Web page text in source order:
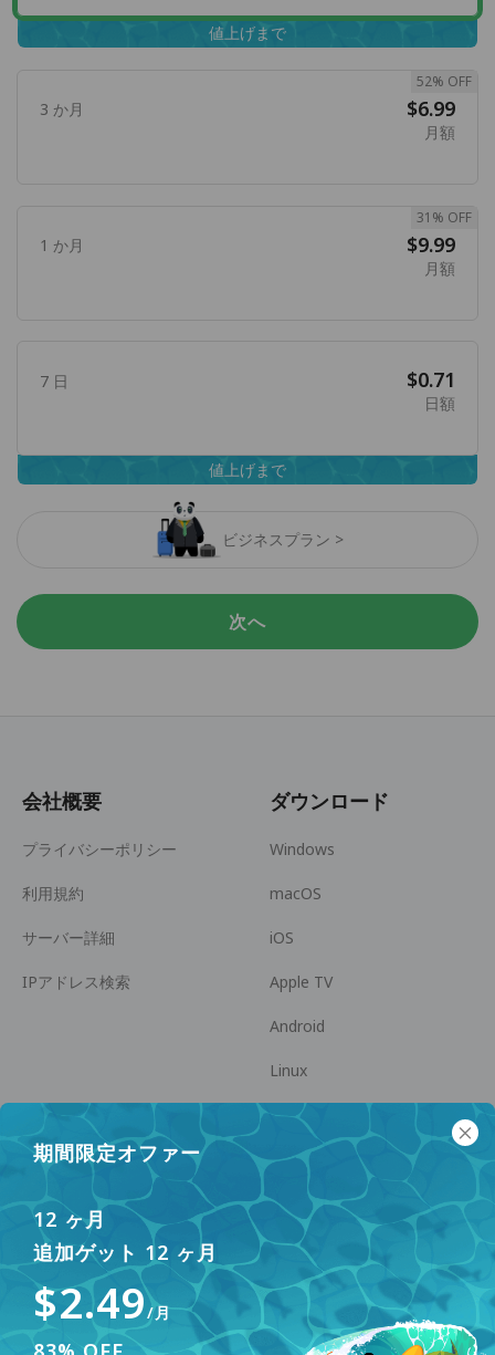
ビジネスプラン >
値上げまで
3 か月 $6.99
月額
52% OFF
1 か月 $9.99
月額
31% OFF
7 日 $0.71
日額
値上げまで
次へ
期間限定オファー
12 ヶ月
追加ゲット 12 ヶ月
$2.49/月
会社概要
プライバシーポリシー
利用規約
サーバー詳細
IPアドレス検索
ダウンロード
Windows
macOS
iOS
Apple TV
Android
Linux
Android TV
ヘルプセンター
panda7x24@gmail.com
FAQ
協力
アフィリエイトになる
支払い方法